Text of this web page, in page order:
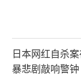
日本网红自杀
暴悲剧敲响警钟